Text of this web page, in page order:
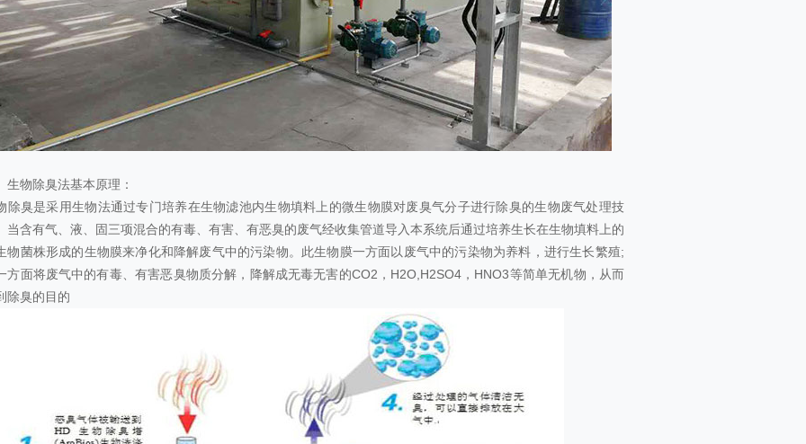
生物除臭法基本原理：
除臭是采用生物法通过专门培养在生物滤池内生物填料上的微生物膜对废臭气分子进行除臭的生物废气处理技
当含有气、液、固三项混合的有毒、有害、有恶臭的废气经收集管道导入本系统后通过培养生长在生物填料上的
物菌株形成的生物膜来净化和降解废气中的污染物。此生物膜一方面以废气中的污染物为养料，进行生长繁殖;
方面将废气中的有毒、有害恶臭物质分解，降解成无毒无害的CO2，H2O,H2SO4，HNO3等简单无机物，从而
除臭的目的